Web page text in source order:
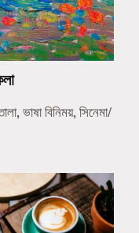
ভাষা বিনিময়, সিনেমা/